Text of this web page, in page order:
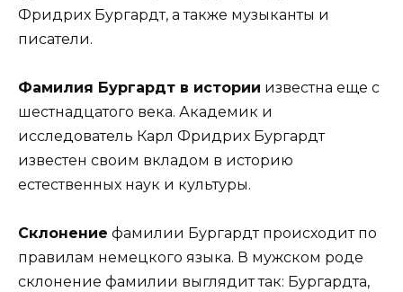
Фридрих Бургардт, а также музыканты и
писатели.
Фамилия Бургардт в истории известна еще с
шестнадцатого века. Академик и
исследователь Карл Фридрих Бургардт
известен своим вкладом в историю
естественных наук и культуры.
Склонение фамилии Бургардт происходит по
правилам немецкого языка. В мужском роде
склонение фамилии выглядит так: Бургардта,